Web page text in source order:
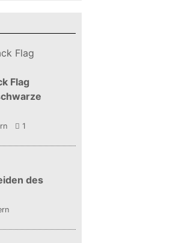
Flag
1
des